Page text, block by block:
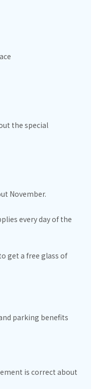
the special
November.
every day of the
get a free glass of
parking benefits
is correct about